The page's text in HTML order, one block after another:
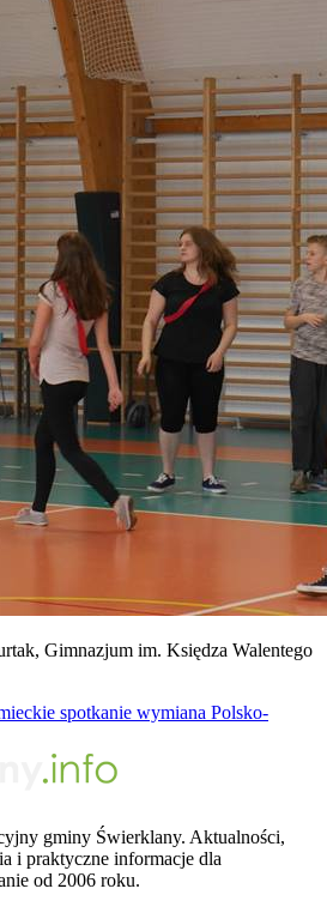
Gimnazjum im. Księdza Walentego
spotkanie wymiana Polsko-
gminy Świerklany. Aktualności,
i praktyczne informacje dla
od 2006 roku.